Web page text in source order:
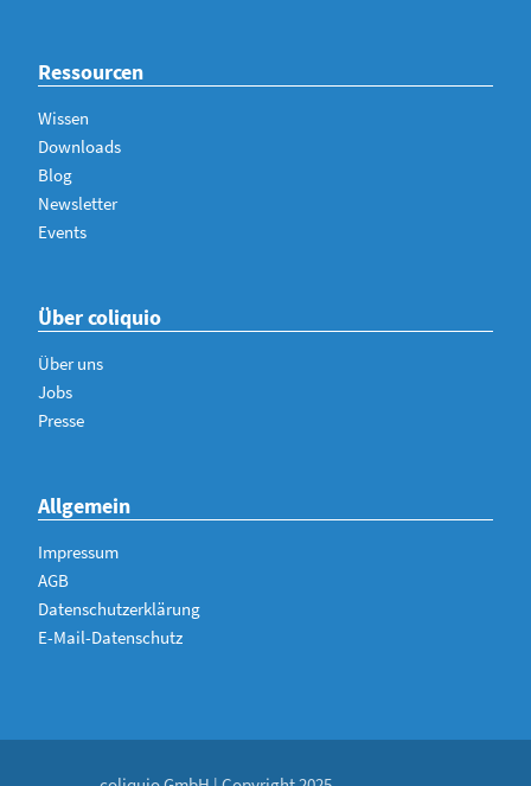
Ressourcen
Wissen
Downloads
Blog
Newsletter
Events
Über coliquio
Über uns
Jobs
Presse
Allgemein
Impressum
AGB
Datenschutzerklärung
E-Mail-Datenschutz